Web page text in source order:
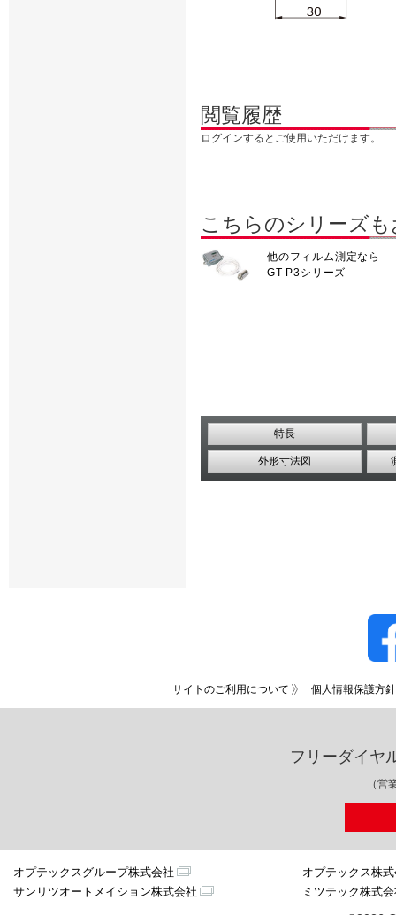
閲覧履歴
ログインするとご使用いただけます。
こちらのシリーズ
他のフィルム測定なら
GT-P3シリーズ
特長
外形寸法図
サイトのご利用について 個人情報保護方針
フリーダイヤ
（営
オプテックスグループ株式会社
オプテックス株
サンリツオートメイション株式会社
ミツテック株式